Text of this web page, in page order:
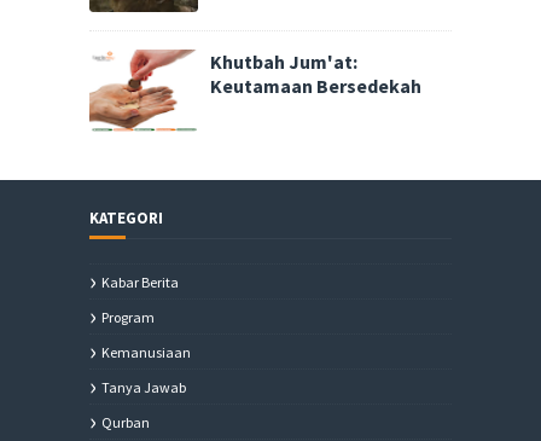
Khutbah Jum'at:
Keutamaan Bersedekah
KATEGORI
Kabar Berita
Program
Kemanusiaan
Tanya Jawab
Qurban